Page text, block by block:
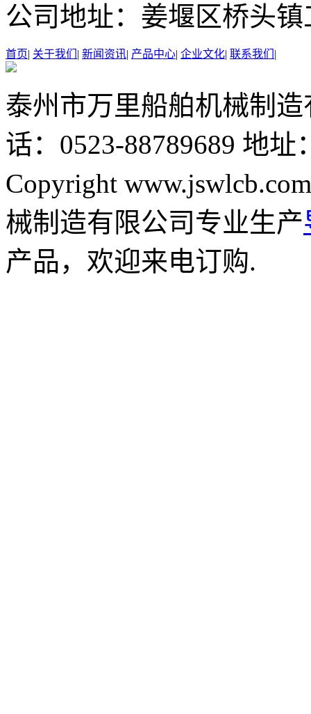
公司地址： 姜堰区桥头
首页| 关于我们 | 新闻资讯| 产品中心| 企业文化| 联系我们 |
泰州市万里船舶机械制
话：0523-88789689 地址
Copyright
械制造有限公司专业生产
产品，欢迎来电订购.